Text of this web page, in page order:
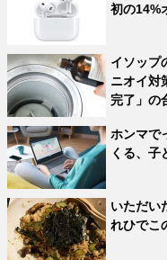
初の14%
イソップ
ニオイ対
完了」の
ホンマで
くる、子
いただい
れひでこ